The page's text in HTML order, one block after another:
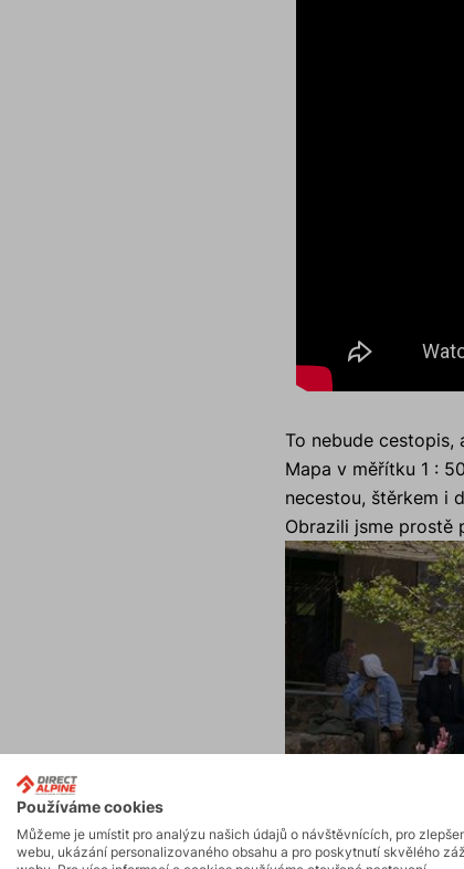
To nebude cestopis,
Mapa v měřítku 1 :
necestou, štěrkem i
Obrazili jsme prostě
Používáme cookies
Můžeme je umístit pro analýzu našich údajů o návštěvnících, pro
webu, ukázání personalizovaného obsahu a pro poskytnutí skvělého